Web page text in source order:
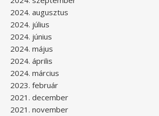
2024. augusztus
2024. július
2024. június
2024. május
2024. április
2024. március
2023. február
2021. december
2021. november